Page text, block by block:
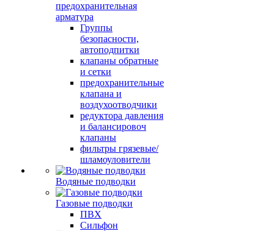
предохранительная
арматура
Группы
безопасности,
автоподпитки
клапаны обратные
и сетки
предохранительные
клапана и
воздухоотводчики
редуктора давления
и балансировоч
клапаны
фильтры грязевые/
шламоуловители
Водяные подводки
Газовые подводки
ПВХ
Сильфон